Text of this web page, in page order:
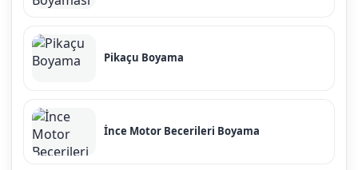
Pikaçu Boyama
İnce Motor Becerileri Boyama